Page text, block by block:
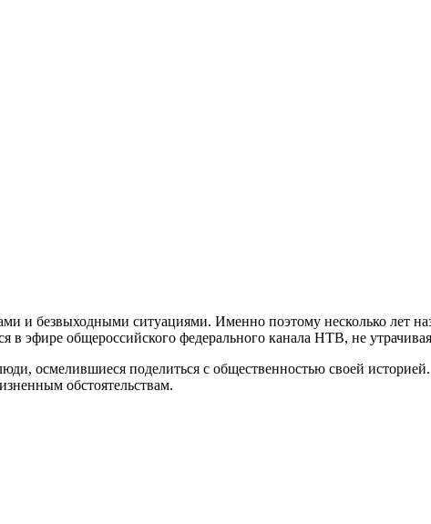
и безвыходными ситуациями. Именно поэтому несколько лет
эфире общероссийского федерального канала НТВ, не
осмелившиеся поделиться с общественностью своей
обстоятельствам.